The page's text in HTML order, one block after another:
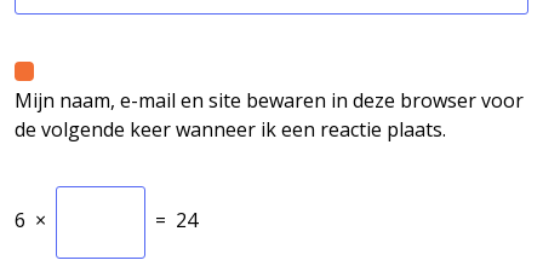
Mijn naam, e-mail en site bewaren in deze browser voor
de volgende keer wanneer ik een reactie plaats.
6 × = 24